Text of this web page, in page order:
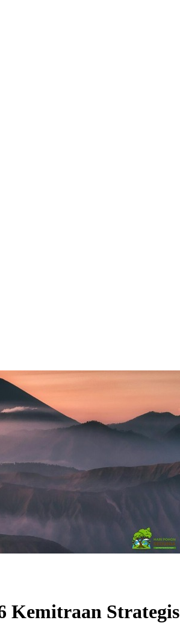
Kemitraan Strategis